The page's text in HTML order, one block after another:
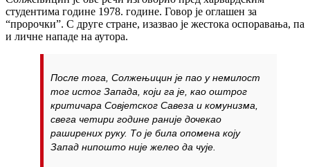
студентима године 1978. године. Говор је оглашен за
“пророчки”. С друге стране, изазвао је жестока оспоравања, па
и личне нападе на аутора.
После тога, Солжењицин је пао у немилост
тог истог Запада, који га је, као оштрог
критичара Совјетског Савеза и комунизма,
свега четири године раније дочекао
раширених руку. То је била опомена коју
Запад нипошто није желео да чује.